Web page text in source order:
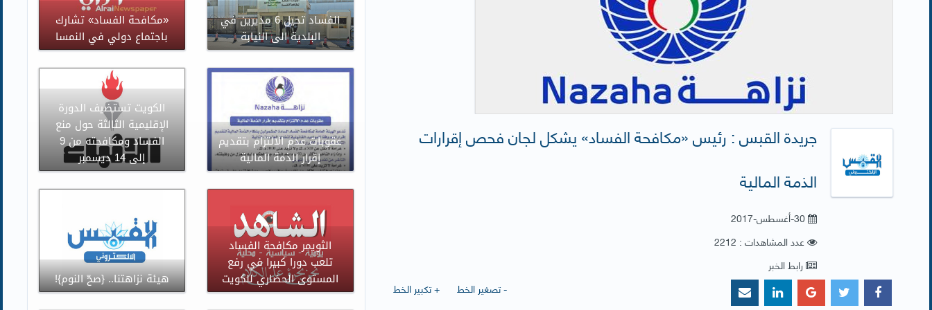
جريدة القبس : رئيس «مكافحة الفساد» يشكل لجان فحص إقرارات
الذمة المالية
30-أغسطس-2017
عدد المشاهدات : 2212
رابط الخبر
+ تكبير الخط
- تصغير الخط
«مكافحة الفساد» تشارك
باجتماع دولي في النمسا
الفساد تحيل 6 مديرين في
البلدية الى النيابة
الكويت تستضيف الدورة
الإقليمية الثالثة حول منع
الفساد ومكافحته من 9
إلى 14 ديسمبر
عقوبات عدم الالتزام بتقديم
إقرار الذمة المالية
هيئة نزاهتنا.. {صحّ النوم}!
الثويمر مكافحة الفساد
تلعب دورا كبيرا في رفع
المستوى الحضاري للكويت